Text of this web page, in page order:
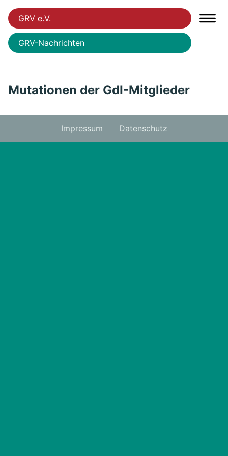
GRV e.V.
GRV-Nachrichten
Mutationen der GdI-Mitglieder
Impressum Datenschutz